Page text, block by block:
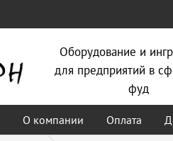
Оборудование и
для предприятий в
фуд
О компании Оплата